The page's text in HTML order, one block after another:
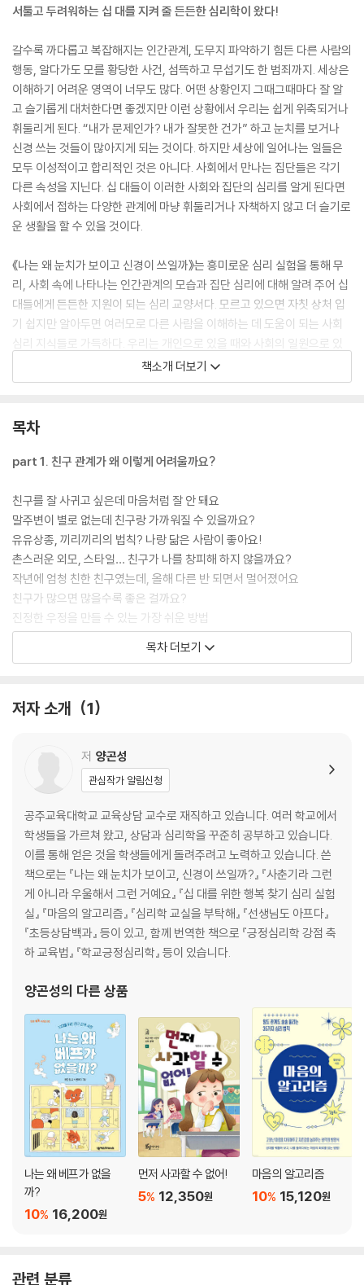
서툴고 두려워하는 십 대를 지켜 줄 든든한 심리학이 왔다!
갈수록 까다롭고 복잡해지는 인간관계, 도무지 파악하기 힘든 다른 사람의
행동, 알다가도 모를 황당한 사건, 섬뜩하고 무섭기도 한 범죄까지. 세상은
이해하기 어려운 영역이 너무도 많다. 어떤 상황인지 그때그때마다 잘 알
고 슬기롭게 대처한다면 좋겠지만 이런 상황에서 우리는 쉽게 위축되거나
휘둘리게 된다. “내가 문제인가? 내가 잘못한 건가” 하고 눈치를 보거나
신경 쓰는 것들이 많아지게 되는 것이다. 하지만 세상에 일어나는 일들은
모두 이성적이고 합리적인 것은 아니다. 사회에서 만나는 집단들은 각기
다른 속성을 지닌다. 십 대들이 이러한 사회와 집단의 심리를 알게 된다면
사회에서 접하는 다양한 관계에 마냥 휘둘리거나 자책하지 않고 더 슬기로
운 생활을 할 수 있을 것이다.
《나는 왜 눈치가 보이고 신경이 쓰일까》는 흥미로운 심리 실험을 통해 무
리, 사회 속에 나타나는 인간관계의 모습과 집단 심리에 대해 알려 주어 십
대들에게 든든한 지원이 되는 심리 교양서다. 모르고 있으면 자칫 상처 입
기 쉽지만 알아두면 여러모로 다른 사람을 이해하는 데 도움이 되는 사회
심리 지식들로 가득하다. 우리는 개인으로 있을 때와 사회의 일원으로 있
을 때 다른 모습을 보인다. 혼자일 때와는 판이하게 다른 집단의 모습, 그런
집단 속에서의 개인을 알게 되면 좀처럼 이해하기 힘든 인간 군상이나 다
로 나아갈 청소년들에게 쓸모 있고 도움이 되는 든든한 심리 교양서가 될
책소개 더보기
목차
part 1. 친구 관계가 왜 이렇게 어려울까요?
친구를 잘 사귀고 싶은데 마음처럼 잘 안 돼요
말주변이 별로 없는데 친구랑 가까워질 수 있을까요?
유유상종, 끼리끼리의 법칙? 나랑 닮은 사람이 좋아요!
촌스러운 외모, 스타일… 친구가 나를 창피해 하지 않을까요?
작년에 엄청 친한 친구였는데, 올해 다른 반 되면서 멀어졌어요
친구가 많으면 많을수록 좋은 걸까요?
진정한 우정을 만들 수 있는 가장 쉬운 방법
우정이 깨지는 가장 쉬운 방법
긴가민가한 감정, 사랑은 처음이라서요
친밀감을 단숨에 높이는 대화 방법
part 3 꿈, 진로, 직업 모두 다 어려워요
돈 많은 백수는 정말 모두의 꿈일까요?
꿈과 현실 중 어느 쪽을 선택해야 하나요?
진로 계획은 세울 필요가 없다!
나의 미래를 위해 우연을 계획해 보아요
part 4. 세상에는 왜 이렇게 무서운 일들이 많을까요?
누구나 악마가 될 수 있다고요?
사람들은 왜 말도 안 되는 사이비 종교에 빠질까요?
왜 사람들은 힘든 나를 못 본 척하는 거죠?
성공한 사람들이 스스로를 망가뜨리는 이유
목차 더보기
저자 소개 1
저 양곤성
관심작가 알림신청
공주교육대학교 교육상담 교수로 재직하고 있습니다. 여러 학교에서
학생들을 가르쳐 왔고, 상담과 심리학을 꾸준히 공부하고 있습니다.
이를 통해 얻은 것을 학생들에게 돌려주려고 노력하고 있습니다. 쓴
책으로는 『나는 왜 눈치가 보이고, 신경이 쓰일까?』 『사춘기라 그런
게 아니라 우울해서 그런 거예요』 『십 대를 위한 행복 찾기 심리 실험
실』 『마음의 알고리즘』 『심리학 교실을 부탁해』 『선생님도 아프다』
『초등상담백과』 등이 있고, 함께 번역한 책으로 『긍정심리학 강점 축
하 교육법』 『학교긍정심리학』 등이 있습니다.
양곤성의 다른 상품
나는 왜 베프가 없을
까?
16,200원
10%
먼저 사과할 수 없어!
12,350원
5%
마음의 알고리즘
15,120원
10%
관련 분류